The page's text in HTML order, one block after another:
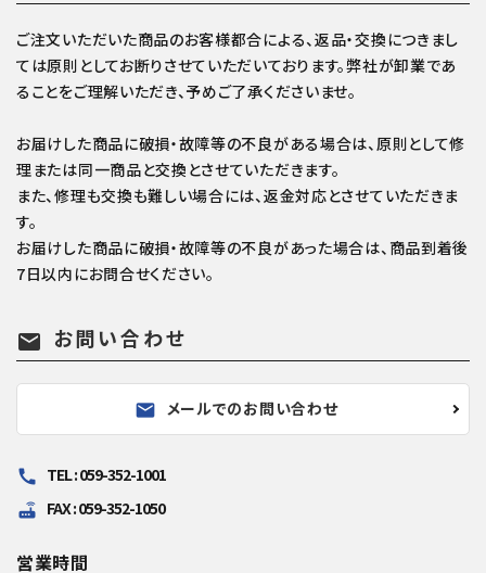
ご注文いただいた商品のお客様都合による、返品・交換につきまし
ては原則としてお断りさせていただいております。弊社が卸業であ
ることをご理解いただき、予めご了承くださいませ。
お届けした商品に破損・故障等の不良がある場合は、原則として修
理または同一商品と交換とさせていただきます。
また、修理も交換も難しい場合には、返金対応とさせていただきま
す。
お届けした商品に破損・故障等の不良があった場合は、商品到着後
7日以内にお問合せください。
mail お問い合わせ
mail メールでのお問い合わせ
call TEL : 059-352-1001
router FAX : 059-352-1050
営業時間